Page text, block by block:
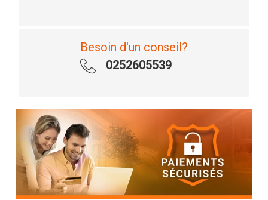
Besoin d'un conseil?
0252605539